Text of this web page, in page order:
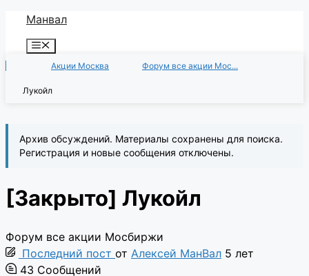
Перейти
содержимому
Манвал
Меню
Акции Москва Форум все акции Мос...
Лукойл
Архив обсуждений. Материалы сохранены для поиска.
Регистрация и новые сообщения отключены.
[Закрыто] Лукойл
Форум все акции Мосбиржи
Последний пост от Алексей МанВал 5 лет
43 Сообщений